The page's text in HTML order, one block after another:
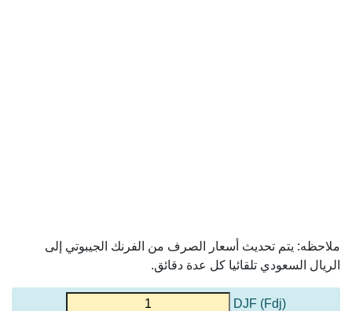
ملاحظه: يتم تحديث أسعار الصرف من الفرنك الجيبوتي إلى
الريال السعودي تلقائيا كل عدة دقائق.
(Fdj) DJF